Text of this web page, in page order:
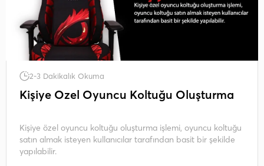
2-3 Dakikalık Okuma
Kişiye Özel Oyuncu Koltuğu Oluşturma
Kişiye özel oyuncu koltuğu oluşturma işlemi, oyuncu koltuğu
satın almak isteyen kullanıcılar tarafından basit bir şekilde
yapılabilir.